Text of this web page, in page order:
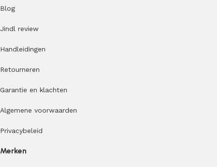
Blog
Jindl review
Handleidingen
Retourneren
Garantie en klachten
Algemene voorwaarden
Privacybeleid
Merken